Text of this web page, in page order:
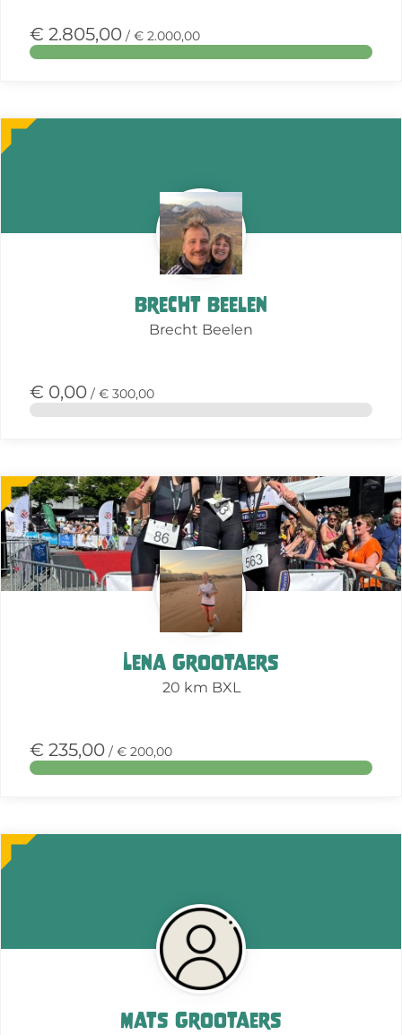
€ 2.805,00 / € 2.000,00
Brecht Beelen
Brecht Beelen
€ 0,00 / € 300,00
Meer
over
deze
Lena Grootaers
20 km BXL
€ 235,00 / € 200,00
Meer
over
deze
actie
Mats Grootaers
Meer
over
deze